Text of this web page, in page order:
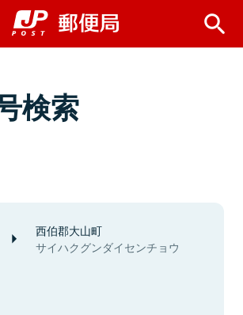
検索
西伯郡大山町
サイハクグンダイセンチョウ